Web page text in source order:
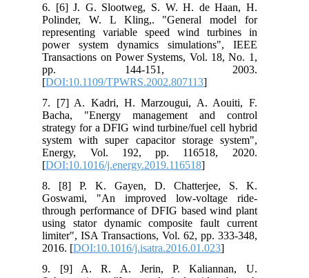
6. [6] J. G. Slootweg, S. W. H. de Haan, H.
Polinder, W. L Kling,. "General model for
representing variable speed wind turbines in
power system dynamics simulations", IEEE
Transactions on Power Systems, Vol. 18, No. 1,
pp. 144-151, 2003.
[DOI:10.1109/TPWRS.2002.807113
7. [7] A. Kadri, H. Marzougui, A. Aouiti, F.
Bacha, "Energy management and control
strategy for a DFIG wind turbine/fuel cell hybrid
system with super capacitor storage system",
Energy, Vol. 192, pp. 116518, 2020.
[DOI:10.1016/j.energy.2019.116518
8. [8] P. K. Gayen, D. Chatterjee, S. K.
Goswami, "An improved low-voltage ride-
through performance of DFIG based wind plant
using stator dynamic composite fault current
limiter", ISA Transactions, Vol. 62, pp. 333-348,
2016. [DOI:10.1016/j.isatra.2016.01.023
9. [9] A. R. A. Jerin, P. Kaliannan, U.